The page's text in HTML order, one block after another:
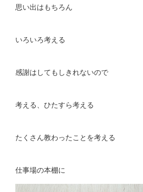
思い出はもちろん
いろいろ考える
感謝はしてもしきれないので
考える、ひたすら考える
たくさん教わったことを考える
仕事場の本棚に